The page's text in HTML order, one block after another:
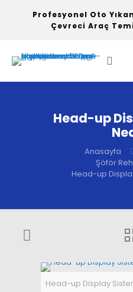
Profesyonel Oto
Çevreci Araç
Head-up
Anasayfa
Şöför
Head-up
Head-up Display